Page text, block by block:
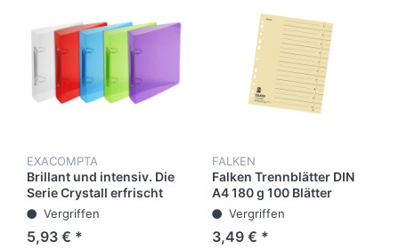
EXACOMPTA
Brillant und intensiv. Die
Serie Crystall erfrischt
Ihren Schul- und
Büroalltag mit seinen
offenkundigen Farben.
Vergriffen
5,93 € *
FALKEN
Falken Trennblätter DIN
A4 180 g 100 Blätter
Vergriffen
3,49 € *